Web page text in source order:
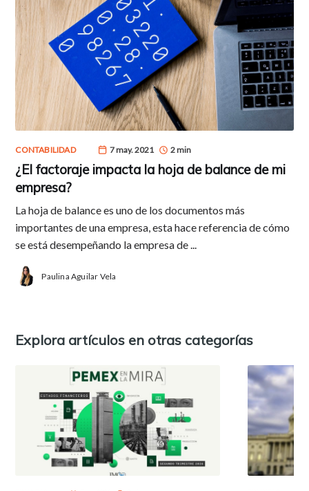
CONTABILIDAD 7 may. 2021 2 min
¿El factoraje impacta la hoja de balance de mi
empresa?
La hoja de balance es uno de los documentos más
importantes de una empresa, esta hace referencia de cómo
se está desempeñando la empresa de ...
Paulina Aguilar Vela
Explora artículos en otras categorías